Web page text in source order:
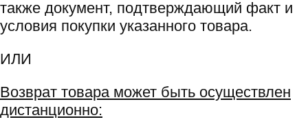
также документ, подтверждающий факт и
условия покупки указанного товара.
ИЛИ
Возврат товара может быть осуществлен
дистанционно: